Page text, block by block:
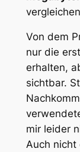
Von dem
nur die
erhalten,
sichtbar.
mir leider
Auch nicht